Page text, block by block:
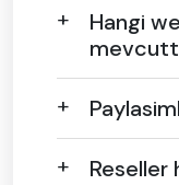
Hangi
Reseller